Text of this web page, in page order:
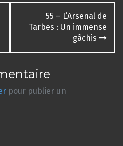
55 – L’Arsenal de
Tarbes : Un immense
gâchis
pour publier un